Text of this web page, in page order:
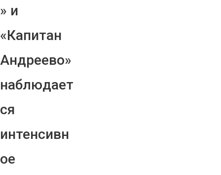
» и
«Капитан
Андреево»
наблюдает
ся
интенсивн
ое